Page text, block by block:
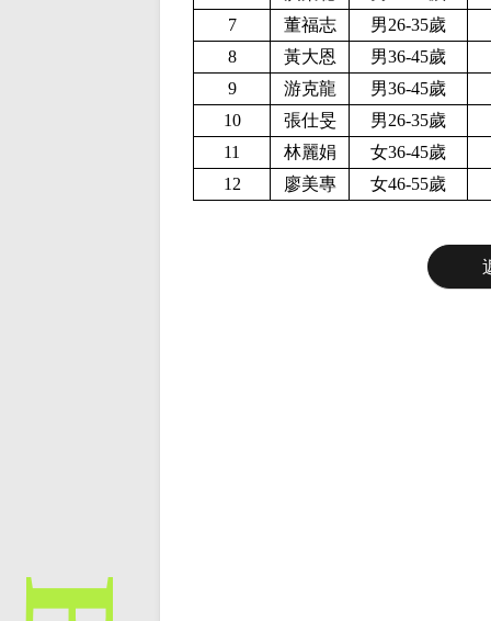
7
董福志
男26-35歲
8
黃大恩
男36-45歲
9
游克龍
男36-45歲
10
張仕旻
男26-35歲
11
林麗娟
女36-45歲
12
廖美專 女46-55歲